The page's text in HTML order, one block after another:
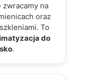
zwracamy na
oraz
To
do
.